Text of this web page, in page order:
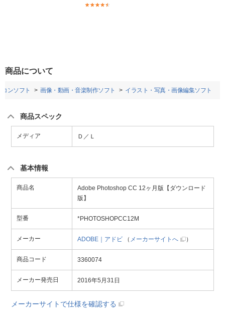
商品について
ンソフト 画像・動画・音楽制作ソフト イラスト・写真・画像編集ソフト
商品スペック
メディア Ｄ／Ｌ
基本情報
商品名
Adobe Photoshop CC 12ヶ月版【ダウンロード
版】
型番 *PHOTOSHOPCC12M
メーカー ADOBE｜アドビ （ メーカーサイトへ ）
商品コード 3360074
メーカー発売日 2016年5月31日
メーカーサイトで仕様を確認する